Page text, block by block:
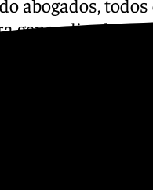
abogados,
generalizada
y leal,
de una falta
ajena a nuestro